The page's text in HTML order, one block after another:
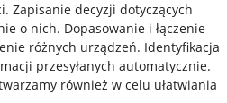
. Zapisanie decyzji dotyczących
o nich. Dopasowanie i łączenie
różnych urządzeń. Identyfikacja
przesyłanych automatycznie.
również w celu ułatwiania
aplikację